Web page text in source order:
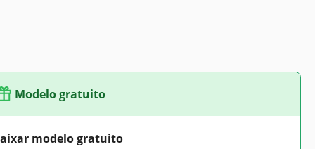
Modelo gratuito
modelo gratuito